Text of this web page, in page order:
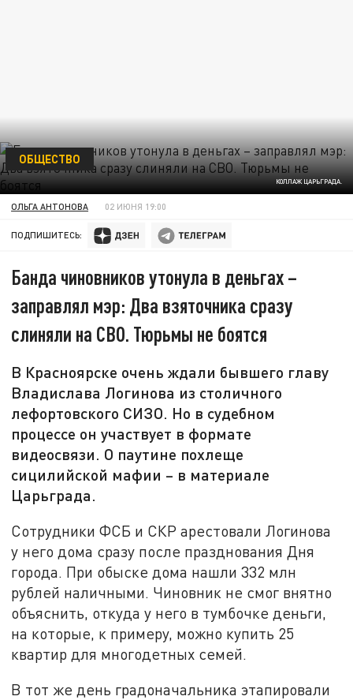
КОЛЛАЖ ЦАРЬГРАДА.
ОБЩЕСТВО
ОЛЬГА АНТОНОВА 02 ИЮНЯ 19:00
ПОДПИШИТЕСЬ:
Банда чиновников утонула в деньгах –
заправлял мэр: Два взяточника сразу
слиняли на СВО. Тюрьмы не боятся
В Красноярске очень ждали бывшего главу
Владислава Логинова из столичного
лефортовского СИЗО. Но в судебном
процессе он участвует в формате
видеосвязи. О паутине похлеще
сицилийской мафии – в материале
Царьграда.
Сотрудники ФСБ и СКР арестовали Логинова
у него дома сразу после празднования Дня
города. При обыске дома нашли 332 млн
рублей наличными. Чиновник не смог внятно
объяснить, откуда у него в тумбочке деньги,
на которые, к примеру, можно купить 25
квартир для многодетных семей.
В тот же день градоначальника этапировали